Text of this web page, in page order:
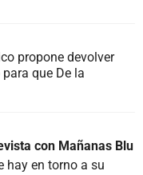
propone devolver
que De la
con Mañanas Blu
hay en torno a su